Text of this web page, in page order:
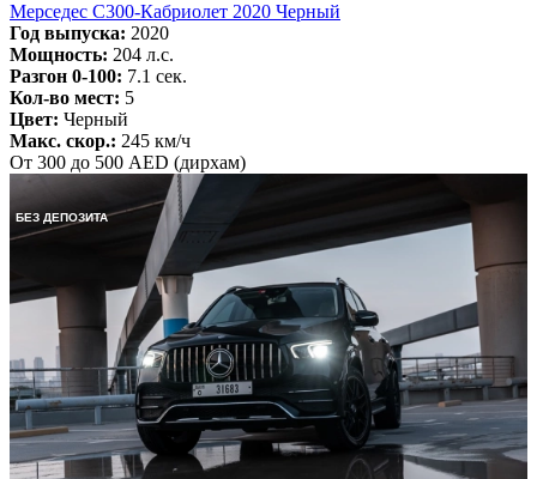
Мерседес C300-Кабриолет 2020 Черный
Год выпуска: 2020
Мощность: 204 л.с.
Разгон 0-100: 7.1 сек.
Кол-во мест: 5
Цвет: Черный
Макс. скор.: 245 км/ч
От 300 до 500 AED (дирхам)
БЕЗ ДЕПОЗИТА